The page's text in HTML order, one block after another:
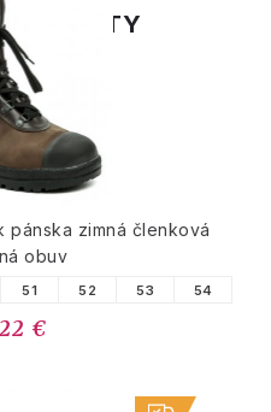
pánska zimná členková
obuv
51 52 53 54
€